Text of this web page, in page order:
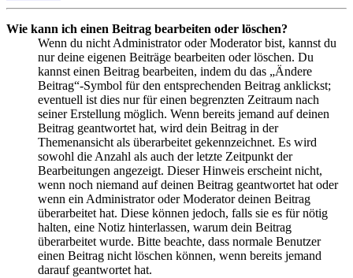
Wie kann ich einen Beitrag bearbeiten oder löschen?
Wenn du nicht Administrator oder Moderator bist, kannst du
nur deine eigenen Beiträge bearbeiten oder löschen. Du
kannst einen Beitrag bearbeiten, indem du das „Ändere
Beitrag“-Symbol für den entsprechenden Beitrag anklickst;
eventuell ist dies nur für einen begrenzten Zeitraum nach
seiner Erstellung möglich. Wenn bereits jemand auf deinen
Beitrag geantwortet hat, wird dein Beitrag in der
Themenansicht als überarbeitet gekennzeichnet. Es wird
sowohl die Anzahl als auch der letzte Zeitpunkt der
Bearbeitungen angezeigt. Dieser Hinweis erscheint nicht,
wenn noch niemand auf deinen Beitrag geantwortet hat oder
wenn ein Administrator oder Moderator deinen Beitrag
überarbeitet hat. Diese können jedoch, falls sie es für nötig
halten, eine Notiz hinterlassen, warum dein Beitrag
überarbeitet wurde. Bitte beachte, dass normale Benutzer
einen Beitrag nicht löschen können, wenn bereits jemand
darauf geantwortet hat.